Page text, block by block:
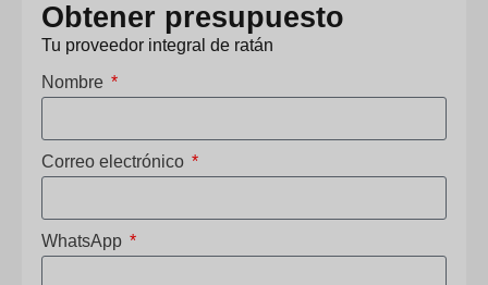
Obtener presupuesto
Tu proveedor integral de ratán
Nombre
Correo electrónico
WhatsApp